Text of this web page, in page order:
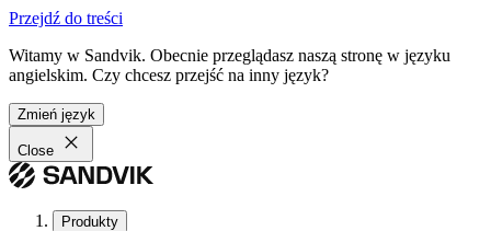
Przejdź do treści
Witamy w Sandvik. Obecnie przeglądasz naszą stronę w języku
angielskim. Czy chcesz przejść na inny język?
Zmień język
Close
Produkty